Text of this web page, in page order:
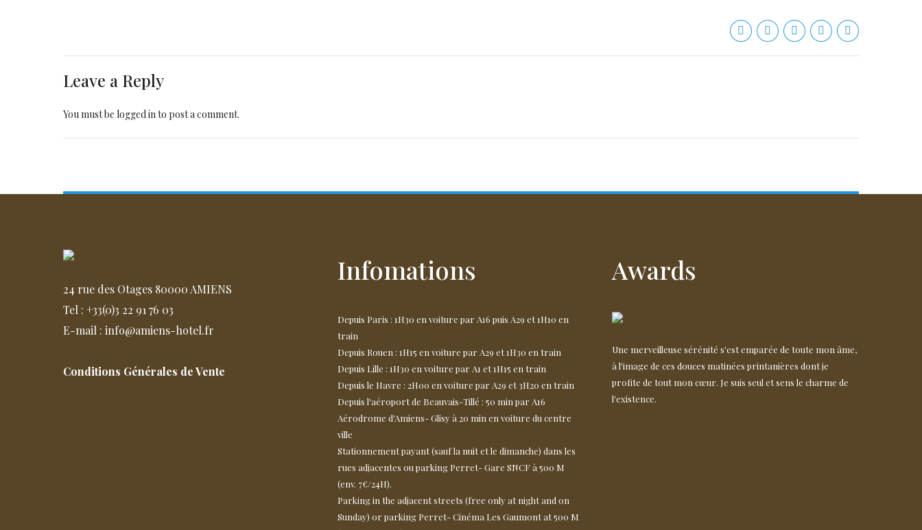
Leave a Reply
You must be logged into post a comment.
24 rue des Otages 80000 AMIENS
Tel : +33(0)3 22 91 76 03
E-mail : info@amiens-hotel.fr
Conditions Générales de Vente
Infomations
Depuis Paris : 1H30 en voiture par A16 puis A29 et 1H10 en
train
Depuis Rouen : 1H15 en voiture par A29 et 1H30 en train
Depuis Lille : 1H30 en voiture par A1 et 1H15 en train
Depuis le Havre : 2H00 en voiture par A29 et 3H20 en train
Depuis l'aéroport de Beauvais-Tillé : 50 min par A16
Aérodrome d'Amiens- Glisy à 20 min en voiture du centre
ville
Stationnement payant (sauf la nuit et le dimanche) dans les
rues adjacentes ou parking Perret- Gare SNCF à 500 M
(env. 7€/24H).
Parking in the adjacent streets (free only at night and on
Sunday) or parking Perret- Cinéma Les Gaumont at 500 M
Awards
Une merveilleuse sérénité s'est emparée de toute mon âme,
à l'image de ces douces matinées printanières dont je
profite de tout mon cœur. Je suis seul et sens le charme de
l'existence.